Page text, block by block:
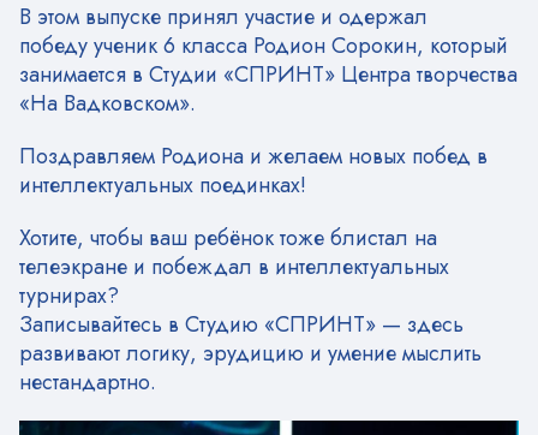
В этом выпуске принял участие и одержал
победу ученик 6 класса Родион Сорокин, который
занимается в Студии «СПРИНТ» Центра творчества
«На Вадковском».
Поздравляем Родиона и желаем новых побед в
интеллектуальных поединках!
Хотите, чтобы ваш ребёнок тоже блистал на
телеэкране и побеждал в интеллектуальных
турнирах?
Записывайтесь в Студию «СПРИНТ» — здесь
развивают логику, эрудицию и умение мыслить
нестандартно.